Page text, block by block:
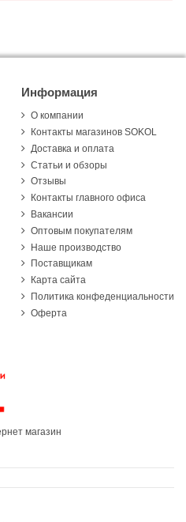
Информация
О компании
Контакты магазинов SOKOL
Доставка и оплата
Статьи и обзоры
Отзывы
Контакты главного офиса
Вакансии
Оптовым покупателям
Наше производство
Поставщикам
Карта сайта
Политика конфеденциальности
Оферта
магазин